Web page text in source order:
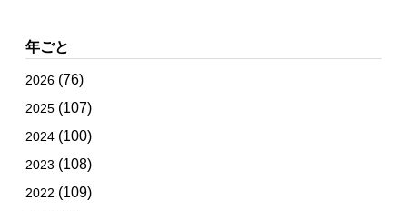
年ごと
2026 (76)
2025 (107)
2024 (100)
2023 (108)
2022 (109)